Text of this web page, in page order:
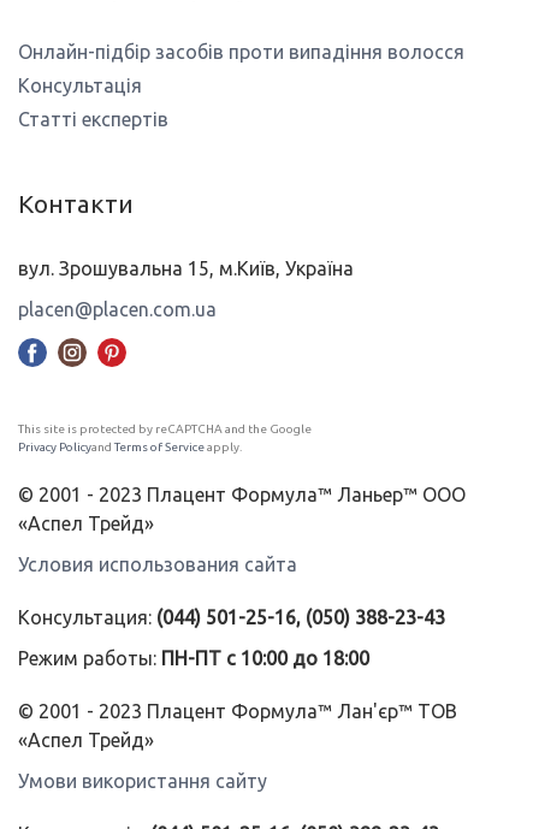
Онлайн-підбір засобів проти випадіння волосся
Консультація
Статті експертів
Контакти
вул. Зрошувальна 15, м.Київ, Україна
placen@placen.com.ua
This site is protected by reCAPTCHA and the Google
Privacy Policyand Terms of Serviceapply.
© 2001 - 2023 Плацент Формула™ Ланьер™ ООО
«Аспел Трейд»
Условия использования сайта
Консультация: (044) 501-25-16, (050) 388-23-43
Режим работы: ПН-ПТ с 10:00 до 18:00
© 2001 - 2023 Плацент Формула™ Лан'єр™ ТОВ
«Аспел Трейд»
Умови використання сайту